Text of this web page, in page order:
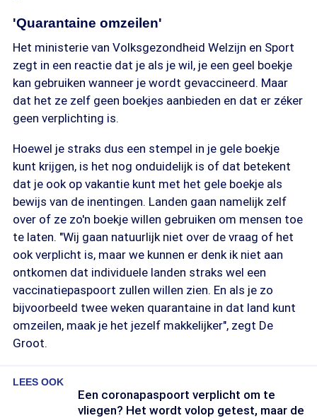
'Quarantaine omzeilen'
Het ministerie van Volksgezondheid Welzijn en Sport
zegt in een reactie dat je als je wil, je een geel boekje
kan gebruiken wanneer je wordt gevaccineerd. Maar
dat het ze zelf geen boekjes aanbieden en dat er zéker
geen verplichting is.
Hoewel je straks dus een stempel in je gele boekje
kunt krijgen, is het nog onduidelijk is of dat betekent
dat je ook op vakantie kunt met het gele boekje als
bewijs van de inentingen. Landen gaan namelijk zelf
over of ze zo'n boekje willen gebruiken om mensen toe
te laten. "Wij gaan natuurlijk niet over de vraag of het
ook verplicht is, maar we kunnen er denk ik niet aan
ontkomen dat individuele landen straks wel een
vaccinatiepaspoort zullen willen zien. En als je zo
bijvoorbeeld twee weken quarantaine in dat land kunt
omzeilen, maak je het jezelf makkelijker", zegt De
Groot.
LEES OOK
Een coronapaspoort verplicht om te
vliegen? Het wordt volop getest, maar de